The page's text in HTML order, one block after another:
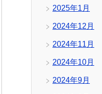
2025年1月
2024年12月
2024年11月
2024年10月
2024年9月